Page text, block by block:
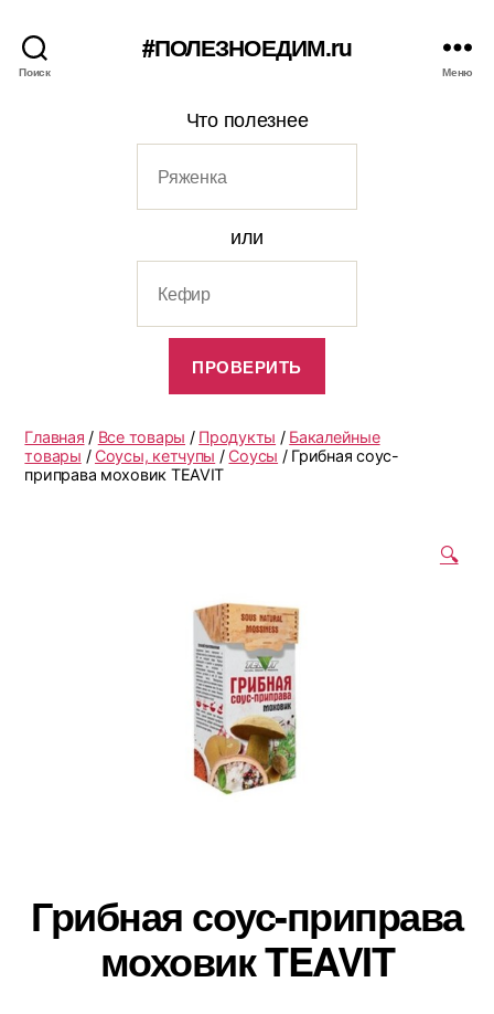
Поиск
#ПОЛЕЗНОЕДИМ.ru
Меню
Что полезнее
или
Главная / Все товары / Продукты / Бакалейные
товары / Соусы, кетчупы / Соусы / Грибная соус-
приправа моховик TEAVIT
🔍
Грибная соус-приправа
моховик TEAVIT